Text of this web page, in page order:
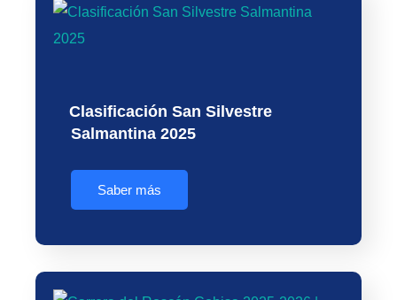
Clasificación San Silvestre
Salmantina 2025
Saber más